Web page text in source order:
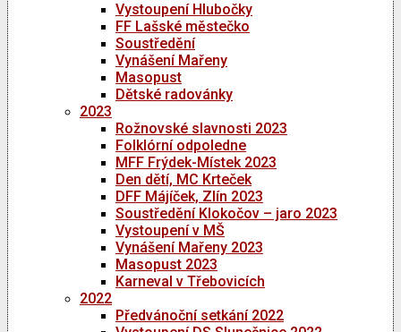
Vystoupení Hlubočky
FF Lašské městečko
Soustředění
Vynášení Mařeny
Masopust
Dětské radovánky
2023
Rožnovské slavnosti 2023
Folklórní odpoledne
MFF Frýdek-Místek 2023
Den dětí, MC Krteček
DFF Májíček, Zlín 2023
Soustředění Klokočov – jaro 2023
Vystoupení v MŠ
Vynášení Mařeny 2023
Masopust 2023
Karneval v Třebovicích
2022
Předvánoční setkání 2022